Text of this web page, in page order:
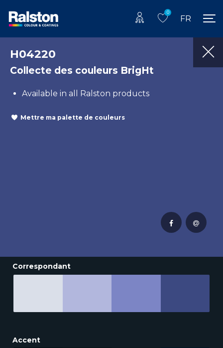
0
FR
H04220
Collecte des couleurs BrigHt
Available in all Ralston products
Mettre ma palette de couleurs
Correspondant
Accent